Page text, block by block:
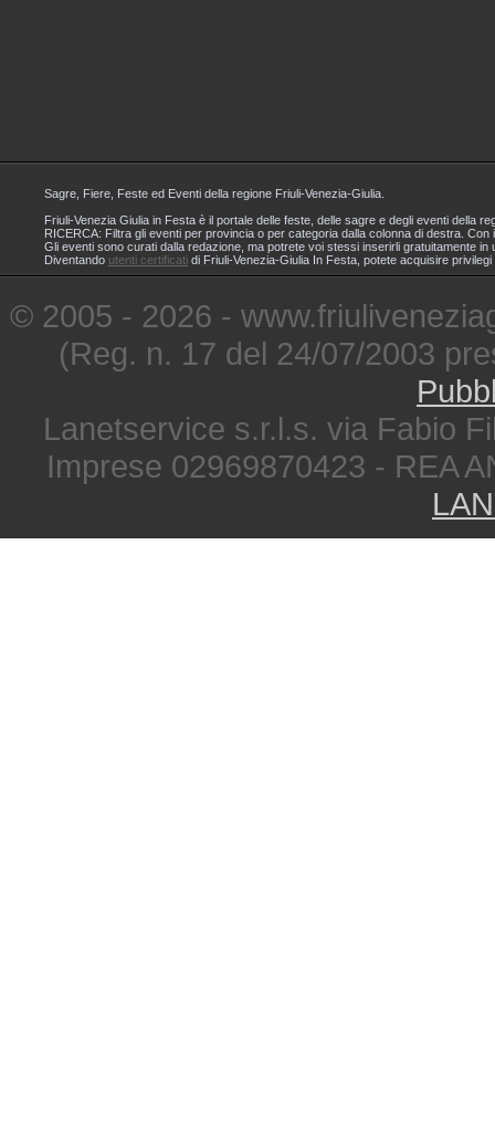
Sagre, Fiere, Feste ed Eventi della regione Friuli-Venezia-Giulia.
Friuli-Venezia Giulia in Festa è il portale delle feste, delle sagre e degli eventi della
RICERCA: Filtra gli eventi per provincia o per categoria dalla colonna di destra.
Gli eventi sono curati dalla redazione, ma potrete voi stessi inserirli gratuitamente
Diventando utenti certificati di Friuli-Venezia-Giulia In Festa, potete acquisire
© 2005 - 2026 -
(Reg. n. 17 del 24/07/2003
Lanetservice s.r.l.s. via Fabio
Imprese 02969870423 - REA